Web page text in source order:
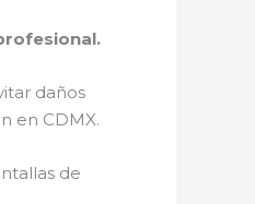
daños
en CDMX.
de